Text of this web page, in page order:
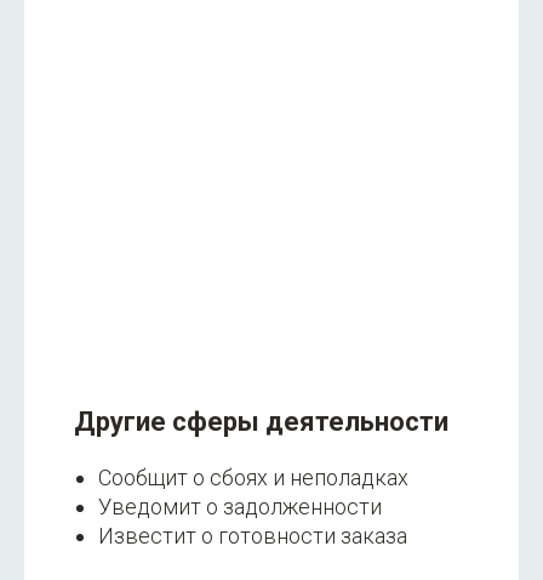
Другие сферы деятельности
Сообщит о сбоях и неполадках
Уведомит о задолженности
Известит о готовности заказа